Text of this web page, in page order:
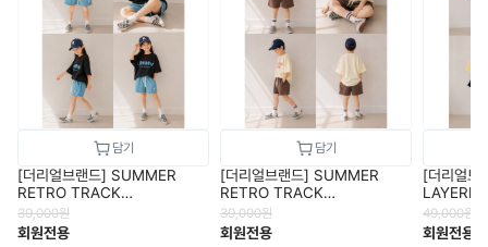
[더리얼브랜드] SUMMER
RETRO TRACK
SHORT(SKY BLUE) - 남녀공
용
39,000원
회원전용
[더리얼브랜드] SUMMER
RETRO TRACK
SHORT(BROWN)
39,000원
회원전용
[더리얼브
아
49,000원
회원전용